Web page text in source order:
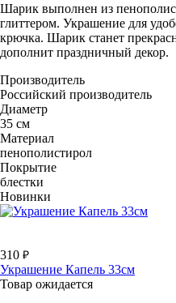
Шарик выполнен из
глиттером. Украшение для
крючка. Шарик станет
дополнит праздничный декор.
Производитель
Российский производитель
Диаметр
35 см
Материал
пенополистирол
Покрытие
блестки
Новинки
310
Украшение Капель 33см
Товар ожидается